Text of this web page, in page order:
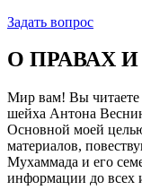
Задать вопрос
О ПРАВАХ
Мир вам! Вы читаете
шейха Антона
Основной моей
материалов,
Мухаммада и его
информации до всех